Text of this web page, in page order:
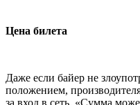
Цена билета
Даже если байер не
положением,
за вход в сеть. «Сумма